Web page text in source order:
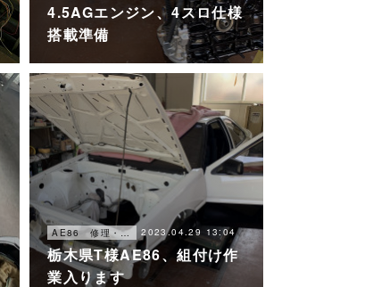
4.5AGエンジン、4スロ仕様
搭載準備
AE86 修理・メンテナンス 2023.04.29 13:04
栃木県T様AE86、組付け作
業入ります